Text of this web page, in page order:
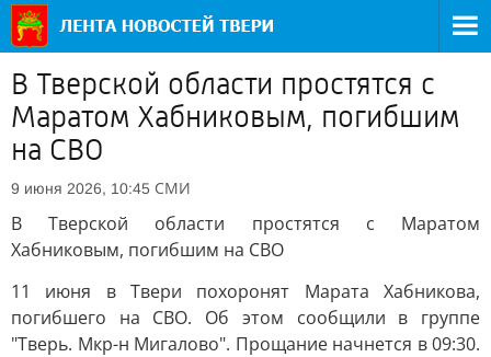
В Тверской области простятся с
Маратом Хабниковым, погибшим
на СВО
9 июня 2026, 10:45 СМИ
В Тверской области простятся с Маратом
Хабниковым, погибшим на СВО
11 июня в Твери похоронят Марата Хабникова,
погибшего на СВО. Об этом сообщили в группе
"Тверь. Мкр-н Мигалово". Прощание начнется в 09:30.